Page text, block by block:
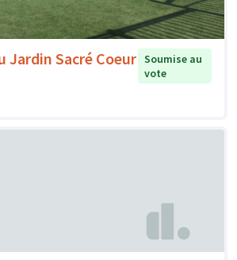
Jardin Sacré Coeur Soumise au
vote